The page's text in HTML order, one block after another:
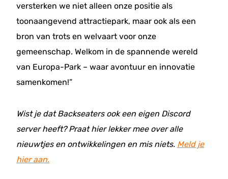
versterken we niet alleen onze positie als
toonaangevend attractiepark, maar ook als een
bron van trots en welvaart voor onze
gemeenschap. Welkom in de spannende wereld
van Europa-Park – waar avontuur en innovatie
samenkomen!”
Wist je dat Backseaters ook een eigen Discord
server heeft? Praat hier lekker mee over alle
nieuwtjes en ontwikkelingen en mis niets. Meld je
hier aan.